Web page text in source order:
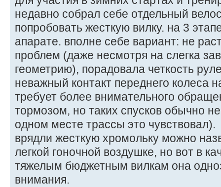
недавно собрал себе отдельный
попробовать жесткую вилку. на 3
апарате. вполне себе вариант: не
проблем (даже несмотря на слегка
геометрию), порадовала четкость
неважный контакт переднего колеса
требует более внимательного
тормозом, но таких спусков обычно
одном месте трассы это чувствовал).
врядли жесткую хромольку можно
легкой гоночной воздушке, но вот в
тяжелым бюджетным вилкам она
внимания.